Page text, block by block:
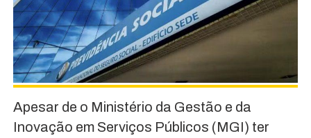
Apesar de o Ministério da Gestão e da
Inovação em Serviços Públicos (MGI) ter